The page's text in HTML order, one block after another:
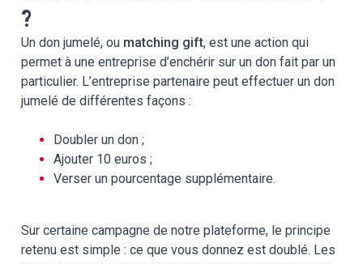
?
Un don jumelé, ou matching gift, est une action qui
permet à une entreprise d’enchérir sur un don fait par un
particulier. L’entreprise partenaire peut effectuer un don
jumelé de différentes façons :
Doubler un don ;
Ajouter 10 euros ;
Verser un pourcentage supplémentaire.
Sur certaine campagne de notre plateforme, le principe
retenu est simple : ce que vous donnez est doublé. Les